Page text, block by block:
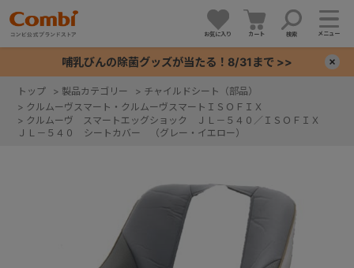
お気に入り カート 検索 メニュー
哺乳びんの除菌グッズが当たる！8/31まで >>
トップ > 製品カテゴリー > チャイルドシート（部品）
> クルムーヴスマート・クルムーヴスマートＩＳＯＦＩＸ
> クルムーヴ スマートエッグショック ＪＬ－５４０／ＩＳＯＦＩＸ
ＪＬ－５４０ シートカバー （グレー・イエロー）